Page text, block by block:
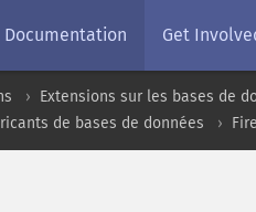
Documentation Get
Extensions sur les bases de
de bases de données